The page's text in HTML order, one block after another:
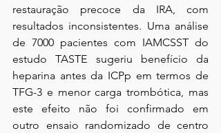
restauração precoce da IRA, com
resultados inconsistentes. Uma análise
de 7000 pacientes com IAMCSST do
estudo TASTE sugeriu benefício da
heparina antes da ICPp em termos de
TFG-3 e menor carga trombótica, mas
este efeito não foi confirmado em
outro ensaio randomizado de centro